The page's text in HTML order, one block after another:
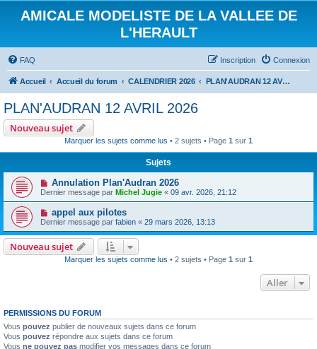
AMICALE MODELISTE DE LA VALLEE DE
L'HERAULT
FAQ Connexion
Inscription
Accueil Accueil du forum CALENDRIER 2026 PLAN'AUDRAN 12 AVRIL 2026
PLAN'AUDRAN 12 AVRIL 2026
Nouveau sujet
Marquer les sujets comme lus • 2 sujets • Page 1 sur 1
Sujets
Annulation Plan'Audran 2026
Dernier message par Michel Jugie « 09 avr. 2026, 21:12
appel aux pilotes
Dernier message par fabien « 29 mars 2026, 13:13
Nouveau sujet
Marquer les sujets comme lus • 2 sujets • Page 1 sur 1
Aller
PERMISSIONS DU FORUM
Vous pouvez publier de nouveaux sujets dans ce forum
Vous pouvez répondre aux sujets dans ce forum
Vous ne pouvez pas modifier vos messages dans ce forum